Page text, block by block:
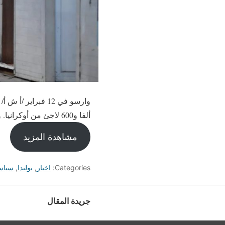
ألفا و600 لاجئ من أوكرانيا. وذكر "راديو بولندا" في نشرته الناطقة بالإنجليزية أن نحو 62 ألفا و700 لاجئ أوكراني غادروا
مشاهدة المزيد
Categories: اخبار , بولندا,
جريدة المقال